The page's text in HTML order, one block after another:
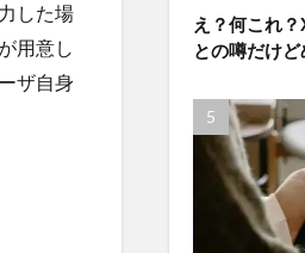
した場
用意し
ザ自身
え？何これ
との噂だけ